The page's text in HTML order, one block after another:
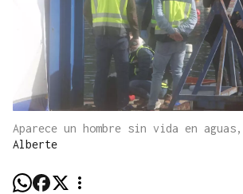
Aparece un hombre sin vida en
Alberte